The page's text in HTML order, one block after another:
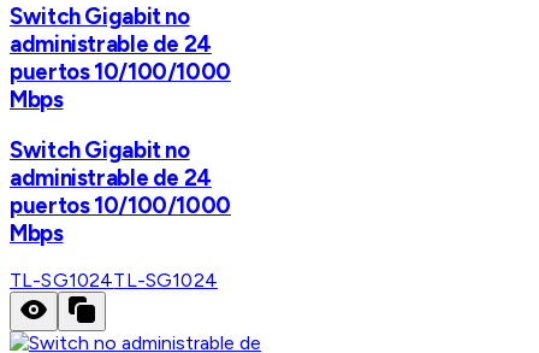
Switch Gigabit no
administrable de 24
puertos 10/100/1000
Mbps
Switch Gigabit no
administrable de 24
puertos 10/100/1000
Mbps
TL-SG1024TL-SG1024